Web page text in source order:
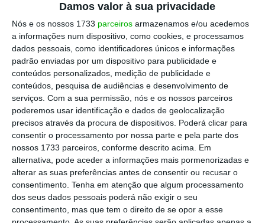
Damos valor à sua privacidade
Nós e os nossos 1733 parceiros armazenamos e/ou acedemos
a informações num dispositivo, como cookies, e processamos
dados pessoais, como identificadores únicos e informações
padrão enviadas por um dispositivo para publicidade e
conteúdos personalizados, medição de publicidade e
conteúdos, pesquisa de audiências e desenvolvimento de
serviços. Com a sua permissão, nós e os nossos parceiros
poderemos usar identificação e dados de geolocalização
precisos através da procura de dispositivos. Poderá clicar para
consentir o processamento por nossa parte e pela parte dos
nossos 1733 parceiros, conforme descrito acima. Em
alternativa, pode aceder a informações mais pormenorizadas e
alterar as suas preferências antes de consentir ou recusar o
consentimento. Tenha em atenção que algum processamento
dos seus dados pessoais poderá não exigir o seu
consentimento, mas que tem o direito de se opor a esse
mesmo recuando apenas ao mesmo período
de 2021 há uma subida considerável de 18%.
Face a 2019, o aumento é de 21%.
Leia a notícia completa no Público(acesso
pago)
Combustíveis. Fraude do
IVA à espanhola já chegou
a Portugal
Nasceu em Itália, passou para Espanha e